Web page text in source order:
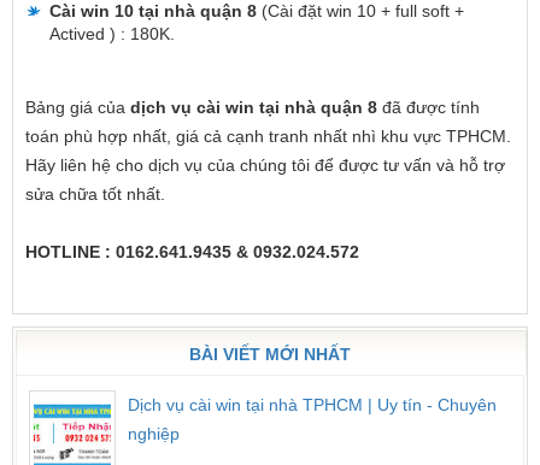
Cài win 10 tại nhà quận 8 (Cài đặt win 10 + full soft +
Actived ) : 180K.
Bảng giá của dịch vụ cài win tại nhà quận 8 đã được tính
toán phù hợp nhất, giá cả cạnh tranh nhất nhì khu vực TPHCM.
Hãy liên hệ cho dịch vụ của chúng tôi để được tư vấn và hỗ trợ
sửa chữa tốt nhất.
HOTLINE : 0162.641.9435 & 0932.024.572
BÀI VIẾT MỚI NHẤT
Dịch vụ cài win tại nhà TPHCM | Uy tín - Chuyên
nghiệp